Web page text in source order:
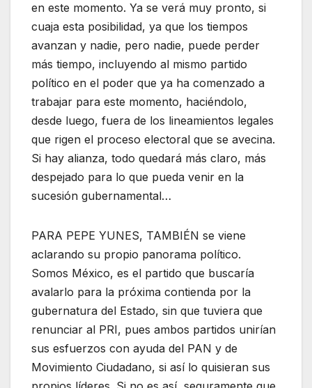
en este momento. Ya se verá muy pronto, si
cuaja esta posibilidad, ya que los tiempos
avanzan y nadie, pero nadie, puede perder
más tiempo, incluyendo al mismo partido
político en el poder que ya ha comenzado a
trabajar para este momento, haciéndolo,
desde luego, fuera de los lineamientos legales
que rigen el proceso electoral que se avecina.
Si hay alianza, todo quedará más claro, más
despejado para lo que pueda venir en la
sucesión gubernamental…
PARA PEPE YUNES, TAMBIÉN se viene
aclarando su propio panorama político.
Somos México, es el partido que buscaría
avalarlo para la próxima contienda por la
gubernatura del Estado, sin que tuviera que
renunciar al PRI, pues ambos partidos unirían
sus esfuerzos con ayuda del PAN y de
Movimiento Ciudadano, si así lo quisieran sus